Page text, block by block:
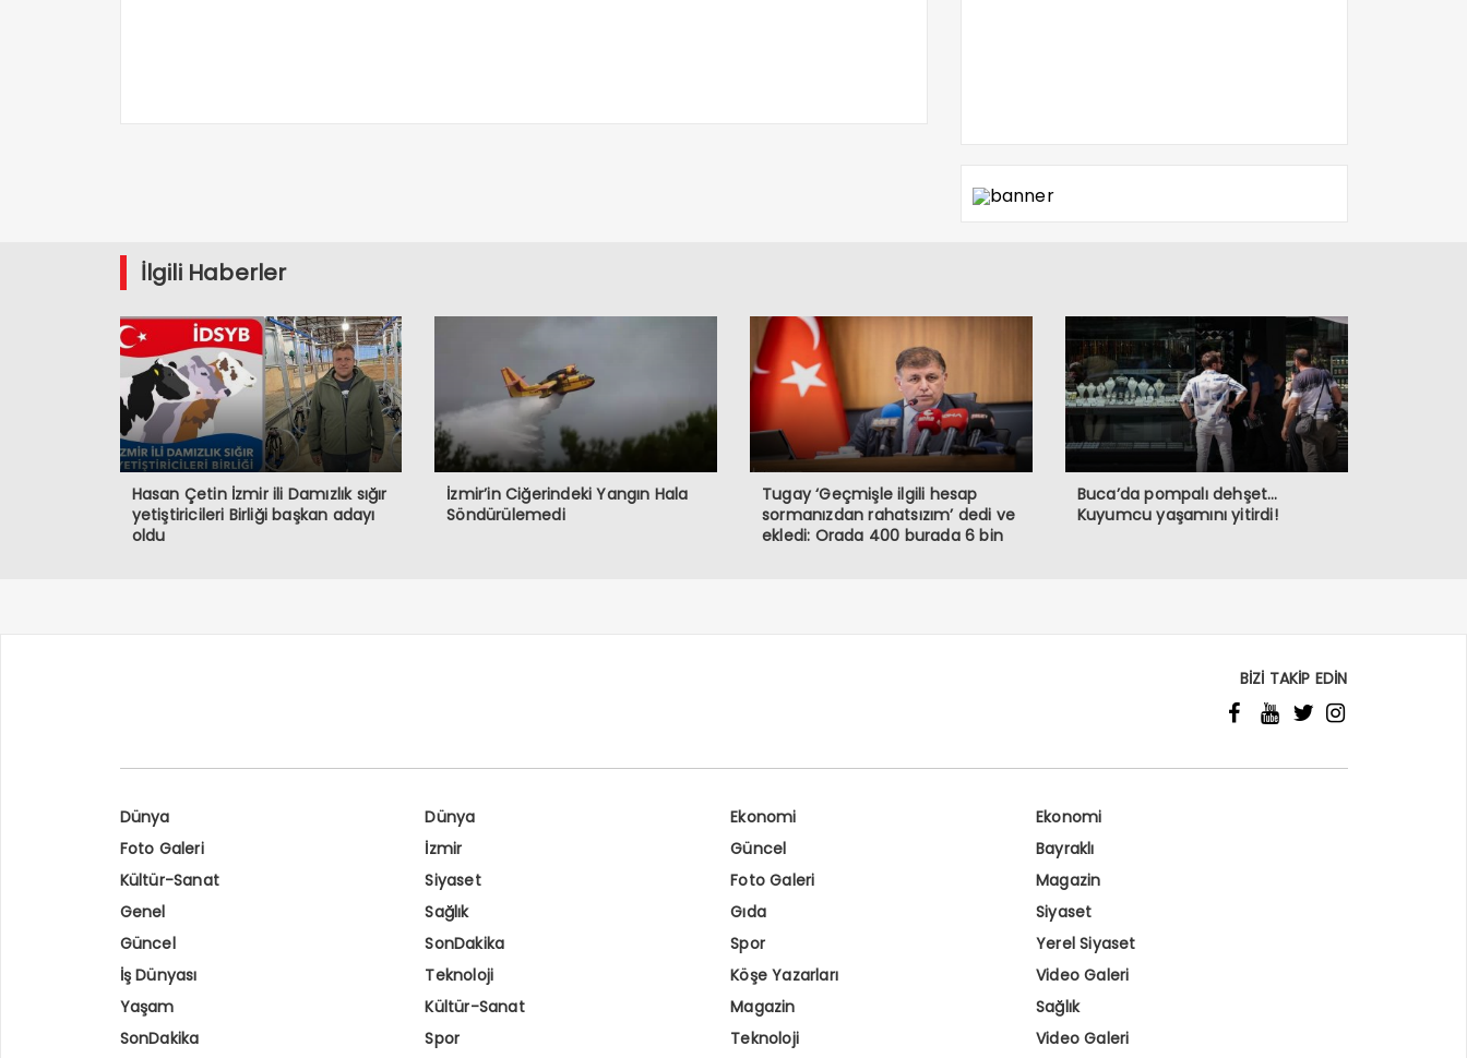
İlgili Haberler
Hasan Çetin İzmir ili Damızlık sığır
yetiştiricileri Birliği başkan adayı
oldu
İzmir’in Ciğerindeki Yangın Hala
Söndürülemedi
Tugay ‘Geçmişle ilgili hesap
sormanızdan rahatsızım’ dedi ve
ekledi: Orada 400 burada 6 bin
Buca’da pompalı dehşet…
Kuyumcu yaşamını yitirdi!
BİZİ TAKİP EDİN
Dünya Dünya Ekonomi
Ekonomi
Foto Galeri
İzmir Güncel
Bayraklı
Kültür-Sanat
Siyaset Foto Galeri
Magazin
Genel
Sağlık Gıda
Siyaset
Güncel
SonDakika Spor
Yerel Siyaset
İş Dünyası
Teknoloji Köşe Yazarları
Video Galeri
Yaşam
Kültür-Sanat Magazin
Sağlık
SonDakika
Spor Teknoloji
Video Galeri